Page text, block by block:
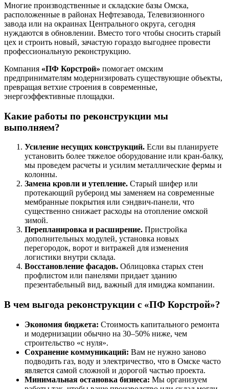
Многие производственные и складские базы Омска,
расположенные в районах Нефтезавода, Телевизионного
завода или на окраинах Центрального округа, сегодня
нуждаются в обновлении. Вместо того чтобы сносить старый
цех и строить новый, зачастую гораздо выгоднее провести
профессиональную реконструкцию.
Компания «ПФ Корстрой» помогает омским
предпринимателям модернизировать существующие объекты,
превращая ветхие строения в современные,
энергоэффективные площадки.
Какие работы по реконструкции мы
выполняем?
Усиление несущих конструкций. Если вы планируете
установить более тяжелое оборудование или кран-балку,
мы проведем расчеты и усилим металлические фермы и
колонны.
Замена кровли и утепление. Старый шифер или
протекающий рубероид мы заменяем на современные
мембранные покрытия или сэндвич-панели, что
существенно снижает расходы на отопление омской
зимой.
Перепланировка и расширение. Пристройка
дополнительных модулей, установка новых
перегородок, ворот и витражей для изменения
логистики внутри склада.
Восстановление фасадов. Облицовка старых стен
профлистом или панелями придает зданию
презентабельный вид, важный для имиджа компании.
В чем выгода реконструкции с «ПФ Корстрой»?
Экономия бюджета: Стоимость капитального ремонта
и модернизации обычно на 30–50% ниже, чем
строительство «с нуля».
Сохранение коммуникаций: Вам не нужно заново
подводить газ, воду и электричество, что в Омске часто
является самой сложной и дорогой частью проекта.
Минимальная остановка бизнеса: Мы организуем